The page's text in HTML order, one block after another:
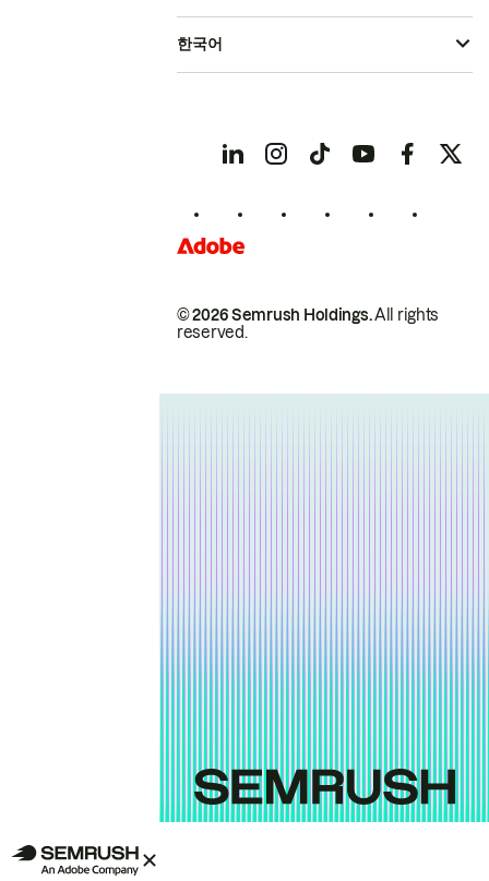
© 2026 Semrush Holdings.All rights
reserved.
한국어